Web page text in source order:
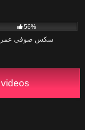
56%
سکس صوفی عمر